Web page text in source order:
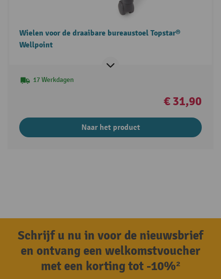
Wielen voor de draaibare bureaustoel Topstar®
Wellpoint
17 Werkdagen
€ 31,90
Naar het product
Schrijf u nu in voor de nieuwsbrief
en ontvang een welkomstvoucher
met een korting tot -10%²